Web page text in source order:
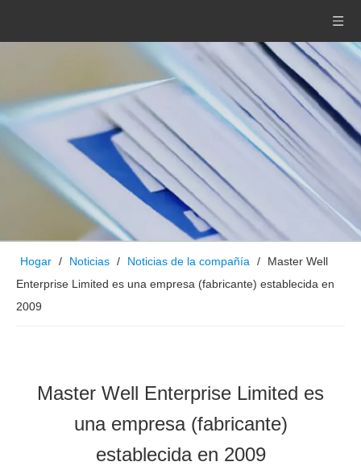
Hogar / Noticias / Noticias de la compañía /
Master Well
Enterprise Limited es una empresa (fabricante) establecida en
2009
Master Well Enterprise Limited es
una empresa (fabricante)
establecida en 2009